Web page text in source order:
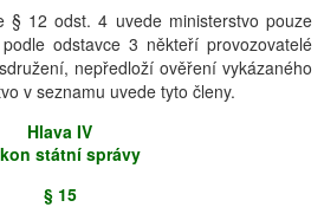
§ 12 odst. 4 uvede ministerstvo pouze
odstavce 3 někteří provozovatelé
nepředloží ověření vykázaného
v seznamu uvede tyto členy.
Hlava IV
státní správy
§ 15